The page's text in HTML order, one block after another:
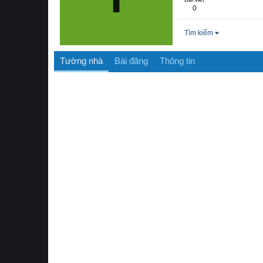
0
Tìm kiếm
Tường nhà Bài đăng Thông tin